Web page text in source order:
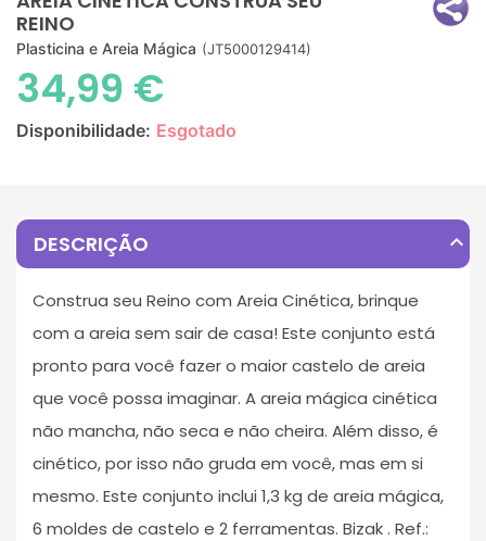
REINO
Plasticina e Areia Mágica (JT5000129414)
34,99 €
Disponibilidade: Esgotado
DESCRIÇÃO expand_less
Construa seu Reino com Areia Cinética, brinque
com a areia sem sair de casa! Este conjunto está
pronto para você fazer o maior castelo de areia
que você possa imaginar. A areia mágica cinética
não mancha, não seca e não cheira. Além disso, é
cinético, por isso não gruda em você, mas em si
mesmo. Este conjunto inclui 1,3 kg de areia mágica,
6 moldes de castelo e 2 ferramentas. Bizak . Ref.: